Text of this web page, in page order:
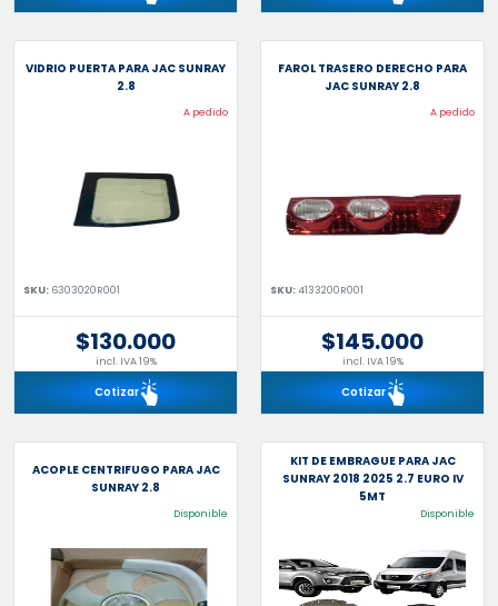
VIDRIO PUERTA PARA JAC SUNRAY
2.8
A pedido
SKU: 6303020R001
$130.000
incl. IVA 19%
Cotizar
FAROL TRASERO DERECHO PARA
JAC SUNRAY 2.8
A pedido
SKU:4133200R001
$145.000
incl. IVA 19%
Cotizar
ACOPLE CENTRIFUGO PARA JAC
SUNRAY 2.8
Disponible
KIT DE EMBRAGUE PARA JAC
SUNRAY 2018 2025 2.7 EURO IV
5MT
Disponible